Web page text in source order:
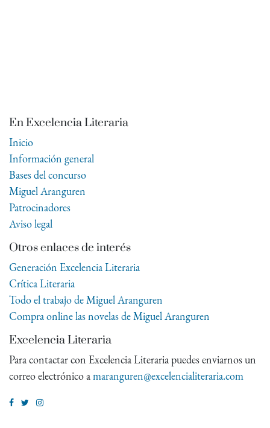
En Excelencia Literaria
Inicio
Información general
Bases del concurso
Miguel Aranguren
Patrocinadores
Aviso legal
Otros enlaces de interés
Generación Excelencia Literaria
Crítica Literaria
Todo el trabajo de Miguel Aranguren
Compra online las novelas de Miguel Aranguren
Excelencia Literaria
Para contactar con Excelencia Literaria puedes enviarnos un
correo electrónico amaranguren@excelencialiteraria.com